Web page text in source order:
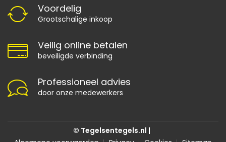
Voordelig
Grootschalige inkoop
Veilig online betalen
beveiligde verbinding
Professioneel advies
door onze medewerkers
© Tegelsentegels.nl |